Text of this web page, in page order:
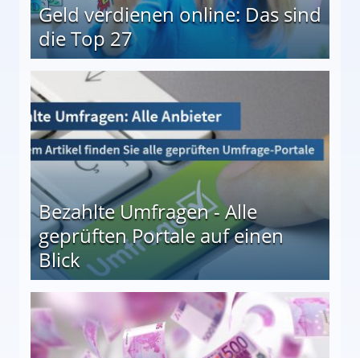
Geld verdienen online: Das sind
die Top 27
Bezahlte Umfragen - Alle
geprüften Portale auf einen
Blick
auf einen Blick